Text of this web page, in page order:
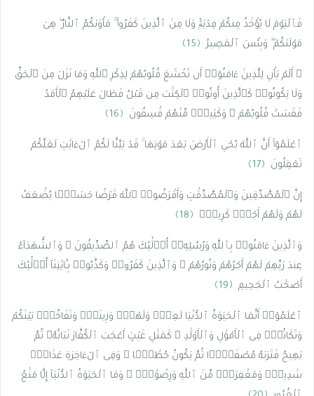
فَٱلْيَوْمَ لَا يُؤْخَذُ مِنكُمْ فِدْيَةٌۭ وَلَا مِنَ ٱلَّذِينَ كَفَرُوا۟ ۚ مَأْوَىٰكُمُ ٱلنَّارُ ۖ هِىَ
مَوْلَىٰكُمْ ۖ وَبِئْسَ ٱلْمَصِيرُ
﴿15﴾
۞ أَلَمْ يَأْنِ لِلَّذِينَ ءَامَنُوٓا۟ أَن تَخْشَعَ قُلُوبُهُمْ لِذِكْرِ ٱللَّهِ وَمَا نَزَلَ مِنَ ٱلْحَقِّ
وَلَا يَكُونُوا۟ كَٱلَّذِينَ أُوتُوا۟ ٱلْكِتَٰبَ مِن قَبْلُ فَطَالَ عَلَيْهِمُ ٱلْأَمَدُ
فَقَسَتْ قُلُوبُهُمْ ۖ وَكَثِيرٌۭ مِّنْهُمْ فَٰسِقُونَ
﴿16﴾
ٱعْلَمُوٓا۟ أَنَّ ٱللَّهَ يُحْىِ ٱلْأَرْضَ بَعْدَ مَوْتِهَا ۚ قَدْ بَيَّنَّا لَكُمُ ٱلْءَايَٰتِ لَعَلَّكُمْ
تَعْقِلُونَ
﴿17﴾
إِنَّ ٱلْمُصَّدِّقِينَ وَٱلْمُصَّدِّقَٰتِ وَأَقْرَضُوا۟ ٱللَّهَ قَرْضًا حَسَنًۭا يُضَٰعَفُ
لَهُمْ وَلَهُمْ أَجْرٌۭ كَرِيمٌۭ
﴿18﴾
وَٱلَّذِينَ ءَامَنُوا۟ بِٱللَّهِ وَرُسُلِهِۦٓ أُو۟لَٰٓئِكَ هُمُ ٱلصِّدِّيقُونَ ۖ وَٱلشُّهَدَآءُ
عِندَ رَبِّهِمْ لَهُمْ أَجْرُهُمْ وَنُورُهُمْ ۖ وَٱلَّذِينَ كَفَرُوا۟ وَكَذَّبُوا۟ بِـَٔايَٰتِنَآ أُو۟لَٰٓئِكَ
أَصْحَٰبُ ٱلْجَحِيمِ ﴿19﴾
ٱعْلَمُوٓا۟ أَنَّمَا ٱلْحَيَوٰةُ ٱلدُّنْيَا لَعِبٌۭ وَلَهْوٌۭ وَزِينَةٌۭ وَتَفَاخُرٌۢ بَيْنَكُمْ
وَتَكَاثُرٌۭ فِى ٱلْأَمْوَٰلِ وَٱلْأَوْلَٰدِ ۖ كَمَثَلِ غَيْثٍ أَعْجَبَ ٱلْكُفَّارَ نَبَاتُهُۥ ثُمَّ
يَهِيجُ فَتَرَىٰهُ مُصْفَرًّۭا ثُمَّ يَكُونُ حُطَٰمًۭا ۖ وَفِى ٱلْءَاخِرَةِ عَذَابٌۭ
شَدِيدٌۭ وَمَغْفِرَةٌۭ مِّنَ ٱللَّهِ وَرِضْوَٰنٌۭ ۚ وَمَا ٱلْحَيَوٰةُ ٱلدُّنْيَآ إِلَّا مَتَٰعُ